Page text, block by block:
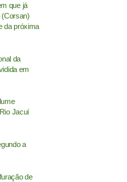
que já
(Corsan)
da próxima
da
em
Jacuí
a
de